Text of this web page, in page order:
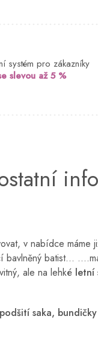
systém pro zákazníky
slevou až 5 %
v nabídce máme
bavlněný batist...
ale na lehké letní
podšití saka, bundičky